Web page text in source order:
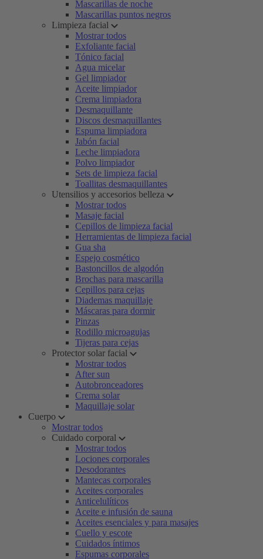
Mascarillas de noche
Mascarillas puntos negros
Limpieza facial
Mostrar todos
Exfoliante facial
Tónico facial
Agua micelar
Gel limpiador
Aceite limpiador
Crema limpiadora
Desmaquillante
Discos desmaquillantes
Espuma limpiadora
Jabón facial
Leche limpiadora
Polvo limpiador
Sets de limpieza facial
Toallitas desmaquillantes
Utensilios y accesorios belleza
Mostrar todos
Masaje facial
Cepillos de limpieza facial
Herramientas de limpieza facial
Gua sha
Espejo cosmético
Bastoncillos de algodón
Brochas para mascarilla
Cepillos para cejas
Diademas maquillaje
Máscaras para dormir
Pinzas
Rodillo microagujas
Tijeras para cejas
Protector solar facial
Mostrar todos
After sun
Autobronceadores
Crema solar
Maquillaje solar
Cuerpo
Mostrar todos
Cuidado corporal
Mostrar todos
Lociones corporales
Desodorantes
Mantecas corporales
Aceites corporales
Anticelulíticos
Aceite e infusión de sauna
Aceites esenciales y para masajes
Cuello y escote
Cuidados íntimos
Espumas corporales